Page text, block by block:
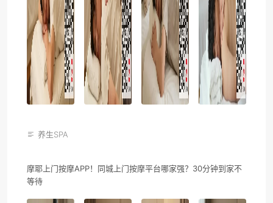
养生SPA
摩耶上门按摩APP！同城上门按摩平台哪家强？30分钟到家不
等待